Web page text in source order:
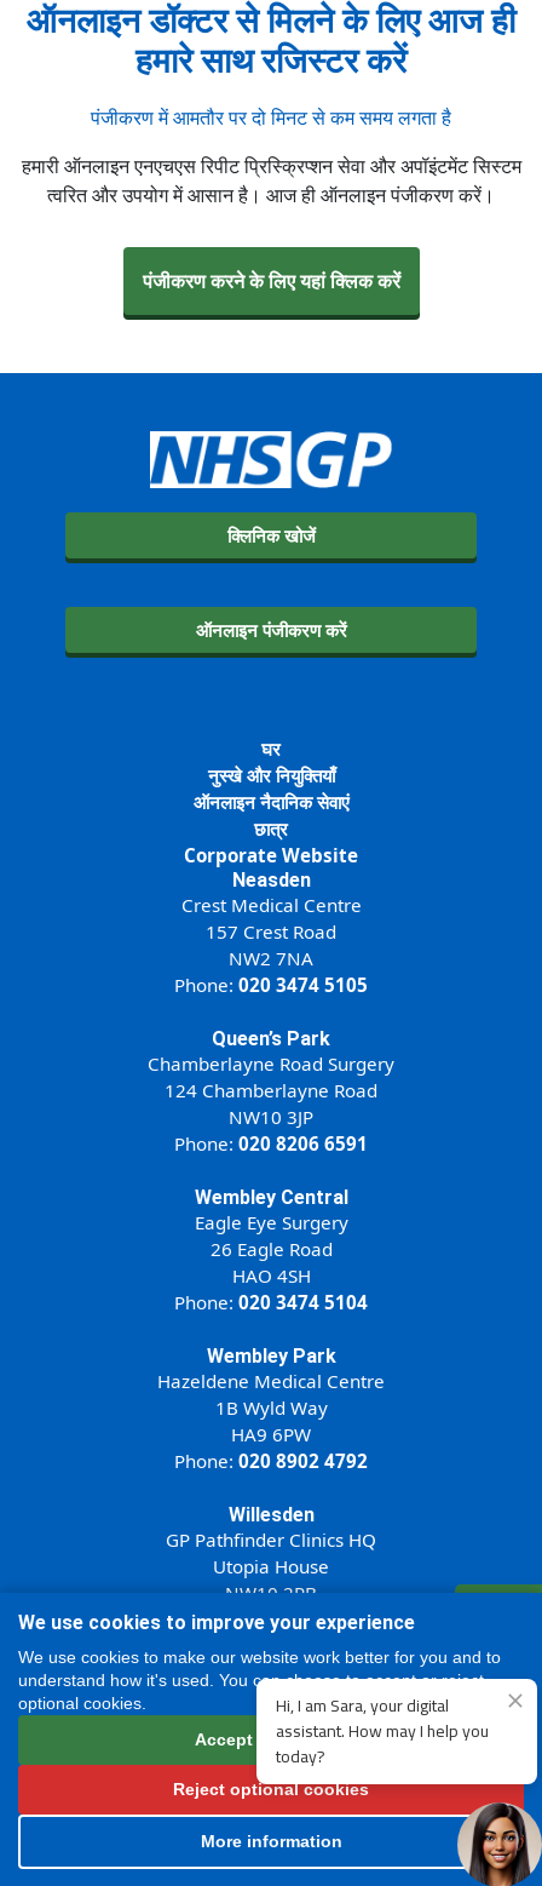
ऑनलाइन डॉक्टर से मिलने के लिए आज ही
हमारे साथ रजिस्टर करें
पंजीकरण में आमतौर पर दो मिनट से कम समय लगता है
हमारी ऑनलाइन एनएचएस रिपीट प्रिस्क्रिप्शन सेवा और अपॉइंटमेंट सिस्टम
त्वरित और उपयोग में आसान है। आज ही ऑनलाइन पंजीकरण करें।
पंजीकरण करने के लिए यहां क्लिक करें
क्लिनिक खोजें
ऑनलाइन पंजीकरण करें
घर
नुस्खे और नियुक्तियाँ
ऑनलाइन नैदानिक सेवाएं
छात्र
Corporate Website
Neasden
Crest Medical Centre
157 Crest Road
NW2 7NA
Phone: 020 3474 5105
Queen’s Park
Chamberlayne Road Surgery
124 Chamberlayne Road
NW10 3JP
Phone: 020 8206 6591
Wembley Central
Eagle Eye Surgery
26 Eagle Road
HAO 4SH
Phone: 020 3474 5104
Wembley Park
Hazeldene Medical Centre
1B Wyld Way
HA9 6PW
Phone: 020 8902 4792
Willesden
GP Pathfinder Clinics HQ
Utopia House
NW10 2PB
Phone:020 8902 8223
गोपनीयता और कुकी नीति | ट्रेडिंग शर्तें
© 2026. इस वेबसाइट की सामग्री का स्वामित्व हमारे और हमारे
लाइसेंसकर्ताओं के पास है। हमारी सहमति के बिना किसी भी सामग्री (छवियों
सहित) की नकल न करें।
We use cookies to improve your experience
We use cookies to make our website work better for you and to
understand how it's used. You can choose to accept or reject
optional cookies.
Accept all cookies
Reject optional cookies
More information